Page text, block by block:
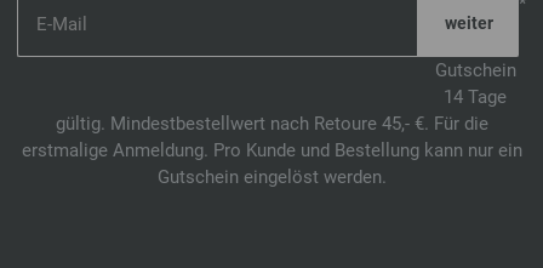
Gutschein
14 Tage
gültig. Mindestbestellwert nach Retoure 45,- €. Für die
erstmalige Anmeldung. Pro Kunde und Bestellung kann nur ein
Gutschein eingelöst werden.